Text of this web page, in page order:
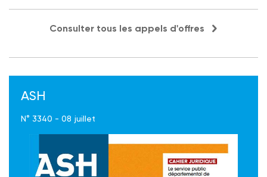
Consulter tous les appels d'offres
ASH
N° 3340 - 08 juillet